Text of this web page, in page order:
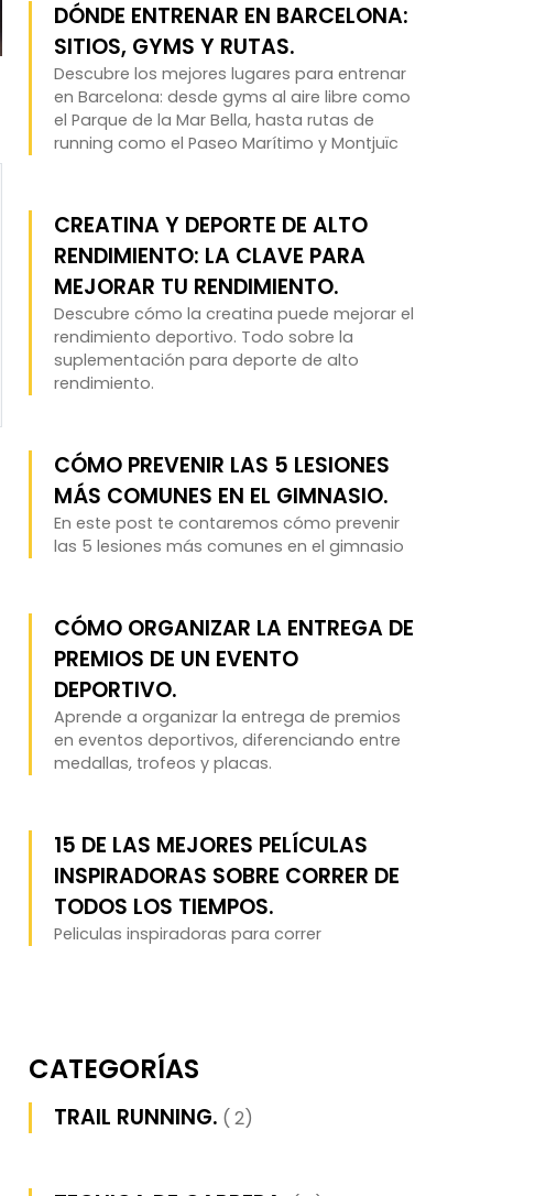
DÓNDE ENTRENAR EN BARCELONA:
SITIOS, GYMS Y RUTAS.
Descubre los mejores lugares para entrenar
en Barcelona: desde gyms al aire libre como
el Parque de la Mar Bella, hasta rutas de
running como el Paseo Marítimo y Montjuïc
CREATINA Y DEPORTE DE ALTO
RENDIMIENTO: LA CLAVE PARA
MEJORAR TU RENDIMIENTO.
Descubre cómo la creatina puede mejorar el
rendimiento deportivo. Todo sobre la
suplementación para deporte de alto
rendimiento.
CÓMO PREVENIR LAS 5 LESIONES
MÁS COMUNES EN EL GIMNASIO.
En este post te contaremos cómo prevenir
las 5 lesiones más comunes en el gimnasio
CÓMO ORGANIZAR LA ENTREGA DE
PREMIOS DE UN EVENTO
DEPORTIVO.
Aprende a organizar la entrega de premios
en eventos deportivos, diferenciando entre
medallas, trofeos y placas.
15 DE LAS MEJORES PELÍCULAS
INSPIRADORAS SOBRE CORRER DE
TODOS LOS TIEMPOS.
Peliculas inspiradoras para correr
CATEGORÍAS
TRAIL RUNNING. ( 2)